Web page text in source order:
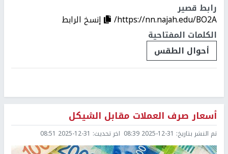
رابط قصير
https://nn.najah.edu/BO2A/
إنسخ الرابط
الكلمات المفتاحية
أحوال الطقس
أسعار صرف العملات مقابل الشيكل
تم النشر بتاريخ: 2025-12-31 08:39 اخر تحديث: 2025-12-31 08:51